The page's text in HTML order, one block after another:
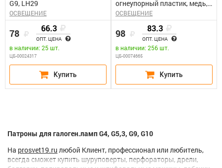
G9, LH29
ОСВЕЩЕНИЕ
78 66.3
ОПТ. ЦЕНА
в наличии: 25 шт.
ЦБ-00024317
огнеупорный пластик, медь,
цвет белый, размер 75*10мм,
длина провода 100мм LH50
ОСВЕЩЕНИЕ
98 83.3
ОПТ. ЦЕНА
в наличии: 256 шт.
ЦБ-00074665
Патроны для галоген.ламп G4, G5,3, G9, G10
На prosvet19.ru любой Клиент, профессионал или любитель,
всегда сможет купить шуруповерты, перфораторы, дрели,